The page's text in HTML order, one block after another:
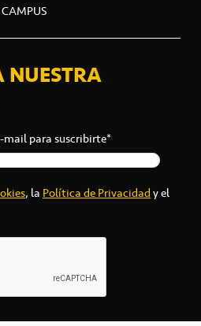
CAMPUS
NUESTRA
mail para suscribirte*
, laPolítica de Privacidady el